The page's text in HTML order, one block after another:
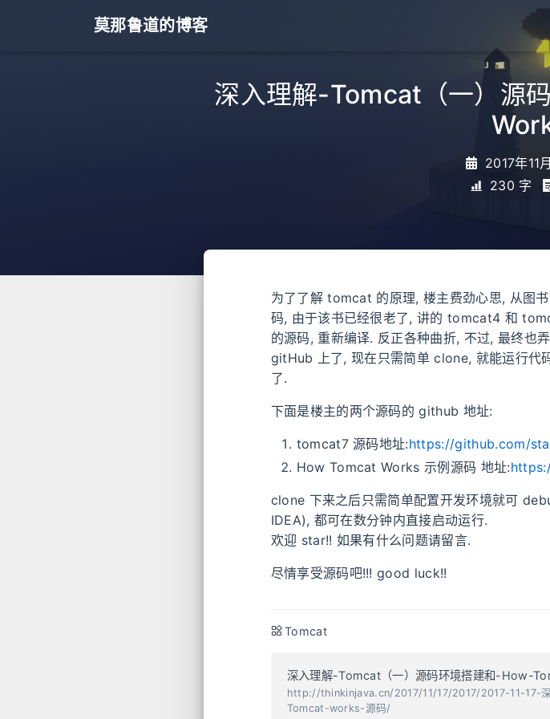
莫那鲁道的博客
深入理解-Tomcat（一）源
2017年11
230 字
为了了解 tomcat 的原理, 楼主费劲心思, 从图
码, 由于该书已经很老了, 讲的 tomcat4 和
的源码, 重新编译. 反正各种曲折, 不过, 最终也
gitHub 上了, 现在只需简单 clone, 就能运行代
了.
下面是楼主的两个源码的 github 地址:
tomcat7 源码地址:https://github.com/
How Tomcat Works 示例源码 地址:
clone 下来之后只需简单配置开发环境就可
IDEA), 都可在数分钟内直接启动运行.
欢迎 star!! 如果有什么问题请留言.
尽情享受源码吧!!! good luck!!
Tomcat
深入理解-Tomcat（一）源码环境搭建和-How-
http://thinkinjava.cn/2017/11/17/2017/2017-11-17-
Tomcat-works-源码/